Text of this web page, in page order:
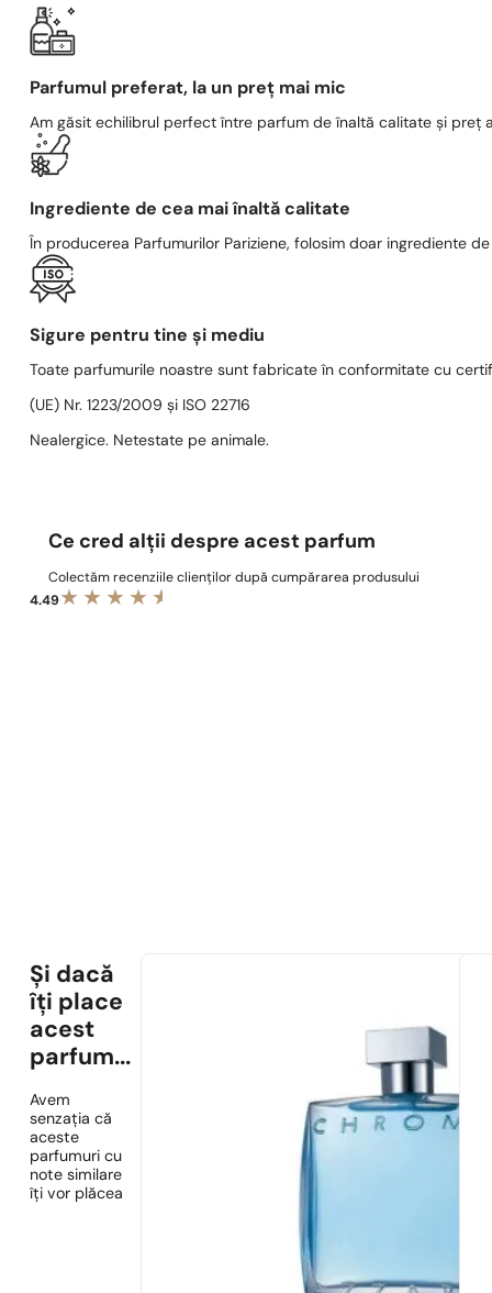
Parfumul preferat, la un preț mai mic
Am găsit echilibrul perfect între parfum de înaltă calitate și preț
Ingrediente de cea mai înaltă calitate
În producerea Parfumurilor Pariziene, folosim doar ingrediente
Sigure pentru tine și mediu
Toate parfumurile noastre sunt fabricate în conformitate cu
(UE) Nr. 1223/2009 și ISO 22716
Nealergice. Netestate pe animale.
Ce cred alții despre acest parfum
Colectăm recenziile clienților după cumpărarea produsului
4.49
Și dacă
îți place
acest
parfum...
Avem
senzația că
aceste
parfumuri cu
note similare
îți vor plăcea